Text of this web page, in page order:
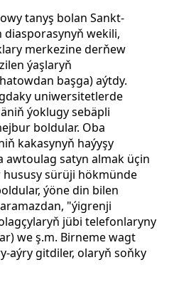
tanyş bolan Sankt-
wekili,
merkezine derňew
ýaşlaryň
başga) aýtdy.
uniwersitetlerde
ýoklugy sebäpli
boldular. Oba
kakasynyň haýyşy
awtoulag satyn almak üçin
sürüji hökmünde
ýöne din bilen
"ýigrenji
jübi telefonlaryny
we ş.m. Birneme wagt
aýry gitdiler, olaryň soňky